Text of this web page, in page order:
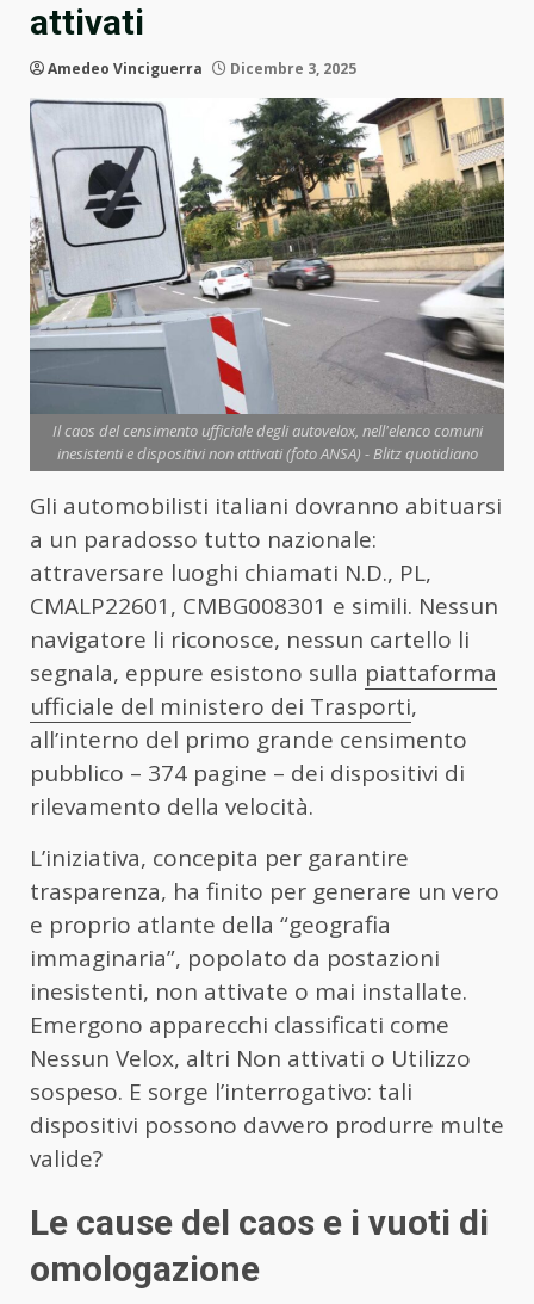
attivati
Amedeo Vinciguerra Dicembre 3, 2025
Il caos del censimento ufficiale degli autovelox, nell'elenco comuni
inesistenti e dispositivi non attivati (foto ANSA) - Blitz quotidiano
Gli automobilisti italiani dovranno abituarsi
a un paradosso tutto nazionale:
attraversare luoghi chiamati N.D., PL,
CMALP22601, CMBG008301 e simili. Nessun
navigatore li riconosce, nessun cartello li
segnala, eppure esistono sulla piattaforma
ufficiale del ministero dei Trasporti,
all’interno del primo grande censimento
pubblico – 374 pagine – dei dispositivi di
rilevamento della velocità.
L’iniziativa, concepita per garantire
trasparenza, ha finito per generare un vero
e proprio atlante della “geografia
immaginaria”, popolato da postazioni
inesistenti, non attivate o mai installate.
Emergono apparecchi classificati come
Nessun Velox, altri Non attivati o Utilizzo
sospeso. E sorge l’interrogativo: tali
dispositivi possono davvero produrre multe
valide?
Le cause del caos e i vuoti di
omologazione